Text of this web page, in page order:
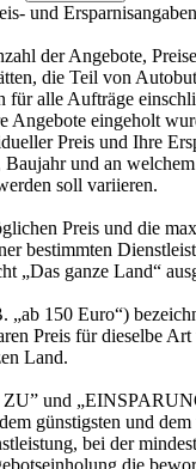
und Ersparnisangaben
der Angebote,
die Teil von
für alle Aufträge
Angebote eingeholt
Preis und Ihre
und an
soll variieren.
Preis und die
bestimmten
„Das ganze Land“
„ab 150 Euro“)
Preis für dieselbe
Land.
und
günstigsten und
bei der
die